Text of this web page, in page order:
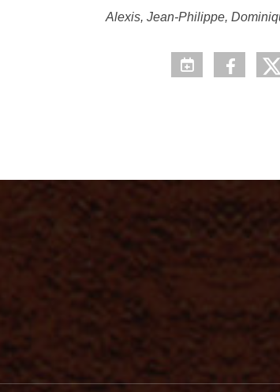
Alexis, Jean-Philippe,